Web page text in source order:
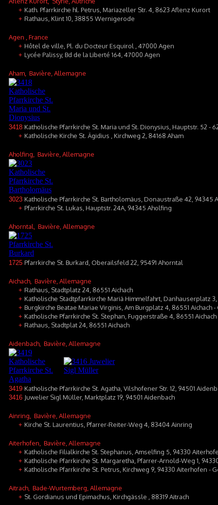
+ Kath. Pfarrkirche hl. Petrus, Mariazeller Str. 4, 8623 Aflenz Kurort
+ Rathaus, Klint 10, 38855 Wernigerode
Agen , France
+ Hôtel de ville, Pl. du Docteur Esquirol , 47000 Agen
+ Lycée Palissy, Bd de la Liberté 164, 47000 Agen
Aham , Bavière, Allemagne
3418 Katholische Pfarrkirche St. Maria und St. Dionysius, Hauptstr. 52 -
+ Katholische Kirche St. Ägidius , Kirchweg 2, 84168 Aham
Aholfing , Bavière, Allemagne
3023 Katholische Pfarrkirche St. Bartholomäus, Donaustraße 42, 94345
+ Pfarrkirche St. Lukas, Hauptstr. 24A, 94345 Aholfing
Ahorntal , Bavière, Allemagne
1725 Pfarrkirche St. Burkard, Oberailsfeld 22, 95491 Ahorntal
Aichach , Bavière, Allemagne
+ Rathaus, Stadtplatz 24, 86551 Aichach
+ Katholische Stadtpfarrkirche Mariä Himmelfahrt, Danhauserplatz 3,
+ Burgkirche Beatae Mariae Virginis, Am Burgplatz 4, 86551 Aichach
+ Katholische Pfarrkirche St. Stephan, Fuggerstraße 4, 86551 Aichach
+ Rathaus, Stadtplat 24, 86551 Aichach
Aidenbach , Bavière, Allemagne
3419 Katholische Pfarrkirche St. Agatha, Vilshofener Str. 12, 94501
3416 Juwelier Sigl Müller, Marktplatz 19, 94501 Aidenbach
Ainring , Bavière, Allemagne
+ Kirche St. Laurentius, Pfarrer-Reiter-Weg 4, 83404 Ainring
Aiterhofen , Bavière, Allemagne
+ Katholische Filialkirche St. Stephanus, Amselfing 5, 94330
+ Katholische Pfarrkirche St. Margaretha, Pfarrer-Arnold-Weg 1,
+ Katholische Pfarrkirche St. Petrus, Kirchweg 9, 94330 Aiterhofen -
Aitrach , Bade-Wurtemberg, Allemagne
+ St. Gordianus und Epimachus, Kirchgässle , 88319 Aitrach